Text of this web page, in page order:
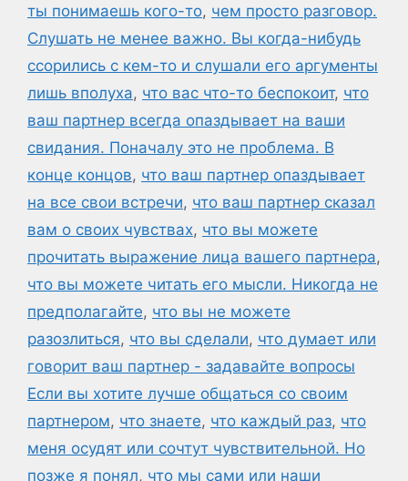
ты понимаешь кого-то, чем просто разговор.
Слушать не менее важно. Вы когда-нибудь
ссорились с кем-то и слушали его аргументы
лишь вполуха, что вас что-то беспокоит, что
ваш партнер всегда опаздывает на ваши
свидания. Поначалу это не проблема. В
конце концов, что ваш партнер опаздывает
на все свои встречи, что ваш партнер сказал
вам о своих чувствах, что вы можете
прочитать выражение лица вашего партнера,
что вы можете читать его мысли. Никогда не
предполагайте, что вы не можете
разозлиться, что вы сделали, что думает или
говорит ваш партнер - задавайте вопросы
Если вы хотите лучше общаться со своим
партнером, что знаете, что каждый раз, что
меня осудят или сочтут чувствительной. Но
позже я понял, что мы сами или наши